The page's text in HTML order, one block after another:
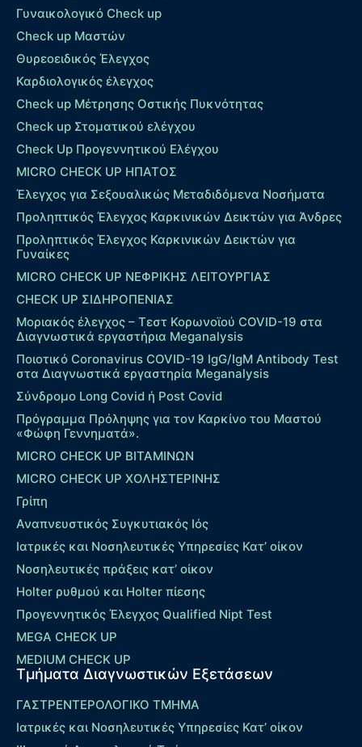
Γυναικολογικό Check up
Check up Μαστών
Θυρεοειδικός Έλεγχος
Καρδιολογικός έλεγχος
Check up Mέτρησης Οστικής Πυκνότητας
Check up Στοματικού ελέγχου
Check Up Προγεννητικού Ελέγχου
MICRO CHECK UP HΠΑΤΟΣ
Έλεγχος για Σεξουαλικώς Μεταδιδόμενα Νοσήματα
Προληπτικός Έλεγχος Καρκινικών Δεικτών για Άνδρες
Προληπτικός Έλεγχος Καρκινικών Δεικτών για
Γυναίκες
MICRO CHECK UP ΝΕΦΡΙΚΗΣ ΛΕΙΤΟΥΡΓΙΑΣ
CHECK UP ΣΙΔΗΡΟΠΕΝΙΑΣ
Μοριακός έλεγχος – Τεστ Κορωνοϊού COVID-19 στα
Διαγνωστικά εργαστήρια Meganalysis
Ποιοτικό Coronavirus COVID-19 IgG/IgM Antibody Test
στα Διαγνωστικά εργαστηρία Meganalysis
Σύνδρομο Long Covid ή Post Covid
Πρόγραμμα Πρόληψης για τον Καρκίνο του Μαστού
«Φώφη Γεννηματά».
MICRO CHECK UP ΒΙΤΑΜΙΝΩΝ
MICRO CHECK UP ΧΟΛΗΣΤΕΡΙΝΗΣ
Γρίπη
Αναπνευστικός Συγκυτιακός Ιός
Ιατρικές και Νοσηλευτικές Υπηρεσίες Κατ’ οίκον
Νοσηλευτικές πράξεις κατ’ οίκον
Holter ρυθμού και Holter πίεσης
Προγεννητικός Έλεγχος Qualified Nipt Test
MEGA CHECK UP
MEDIUM CHECK UP
Τμήματα Διαγνωστικών Εξετάσεων
ΓΑΣΤΡΕΝΤΕΡΟΛΟΓΙΚΟ ΤΜΗΜΑ
Ιατρικές και Νοσηλευτικές Υπηρεσίες Κατ’ οίκον